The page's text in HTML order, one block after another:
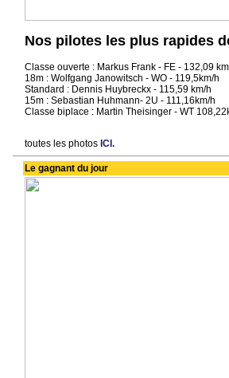
Nos pilotes les plus rapides
Classe ouverte : Markus Frank - FE - 132,09
18m : Wolfgang Janowitsch - WO - 119,5km/h
Standard : Dennis Huybreckx - 115,59 km/h
15m : Sebastian Huhmann- 2U - 111,16km/h
Classe biplace : Martin Theisinger - WT
toutes les photos ICI.
Le gagnant du jour